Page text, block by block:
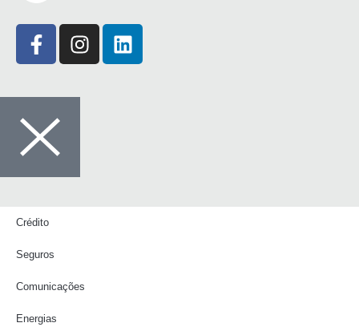
Crédito
Seguros
Comunicações
Energias